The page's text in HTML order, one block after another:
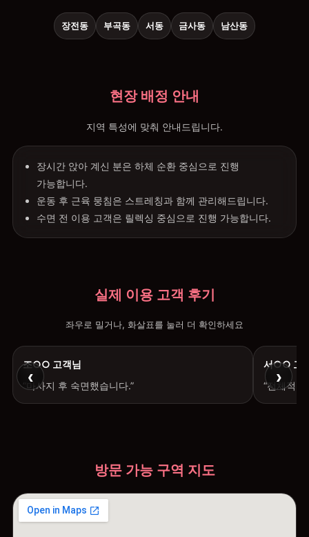
장전동 부곡동 서동 금사동 남산동
현장 배정 안내
지역 특성에 맞춰 안내드립니다.
장시간 앉아 계신 분은 하체 순환 중심으로 진행
가능합니다.
운동 후 근육 뭉침은 스트레칭과 함께 관리해드립니다.
수면 전 이용 고객은 릴렉싱 중심으로 진행 가능합니다.
실제 이용 고객 후기
좌우로 밀거나, 화살표를 눌러 더 확인하세요
‹
조○○ 고객님
“마사지 후 숙면했습니다.”
서○○ 고
“전체적
›
방문 가능 구역 지도